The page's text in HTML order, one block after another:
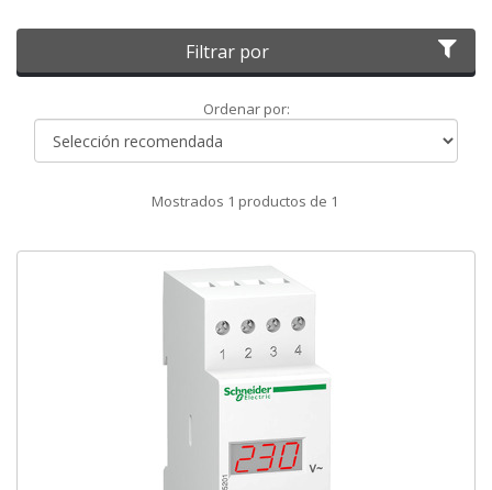
Filtrar por
Ordenar por:Ordenar
Mostrados 1 productos de 1